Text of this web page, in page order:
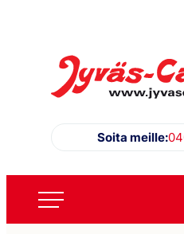
sisältöön
Soita meille: